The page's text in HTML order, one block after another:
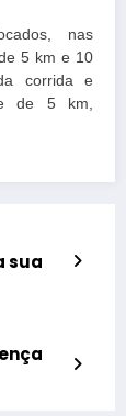
nas
5 km e 10
corrida e
de 5 km,
sua